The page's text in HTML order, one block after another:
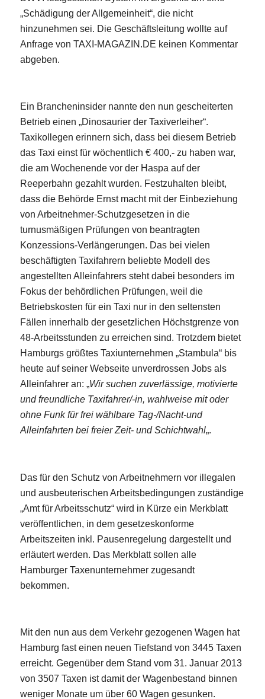
„Schädigung der Allgemeinheit“, die nicht
hinzunehmen sei. Die Geschäftsleitung wollte auf
Anfrage von TAXI-MAGAZIN.DE keinen Kommentar
abgeben.
Ein Brancheninsider nannte den nun gescheiterten
Betrieb einen „Dinosaurier der Taxiverleiher“.
Taxikollegen erinnern sich, dass bei diesem Betrieb
das Taxi einst für wöchentlich € 400,- zu haben war,
die am Wochenende vor der Haspa auf der
Reeperbahn gezahlt wurden. Festzuhalten bleibt,
dass die Behörde Ernst macht mit der Einbeziehung
von Arbeitnehmer-Schutzgesetzen in die
turnusmäßigen Prüfungen von beantragten
Konzessions-Verlängerungen. Das bei vielen
beschäftigten Taxifahrern beliebte Modell des
angestellten Alleinfahrers steht dabei besonders im
Fokus der behördlichen Prüfungen, weil die
Betriebskosten für ein Taxi nur in den seltensten
Fällen innerhalb der gesetzlichen Höchstgrenze von
48-Arbeitsstunden zu erreichen sind. Trotzdem bietet
Hamburgs größtes Taxiunternehmen „Stambula“ bis
heute auf seiner Webseite unverdrossen Jobs als
Alleinfahrer an: „Wir suchen zuverlässige, motivierte
und freundliche Taxifahrer/-in, wahlweise mit oder
ohne Funk für frei wählbare Tag-/Nacht-und
Alleinfahrten bei freier Zeit- und Schichtwahl„.
Das für den Schutz von Arbeitnehmern vor illegalen
und ausbeuterischen Arbeitsbedingungen zuständige
„Amt für Arbeitsschutz“ wird in Kürze ein Merkblatt
veröffentlichen, in dem gesetzeskonforme
Arbeitszeiten inkl. Pausenregelung dargestellt und
erläutert werden. Das Merkblatt sollen alle
Hamburger Taxenunternehmer zugesandt
bekommen.
Mit den nun aus dem Verkehr gezogenen Wagen hat
Hamburg fast einen neuen Tiefstand von 3445 Taxen
erreicht. Gegenüber dem Stand vom 31. Januar 2013
von 3507 Taxen ist damit der Wagenbestand binnen
weniger Monate um über 60 Wagen gesunken.